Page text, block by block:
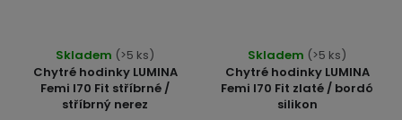
Chytré hodinky LUMINA
Femi I70 Fit stříbrné /
stříbrný nerez
hodnocení
produktu
je
Skladem (>5 ks)
Chytré hodinky LUMINA
Femi I70 Fit zlaté / bordó
silikon
Skladem (>5 ks)